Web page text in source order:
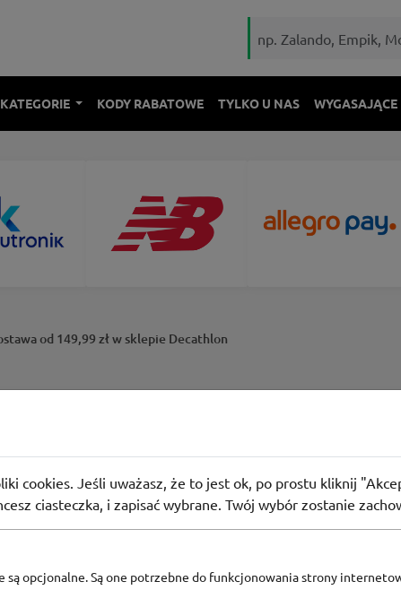
KATEGORIE KODY RABATOWE TYLKO U NAS WYGASAJĄCE
od 149,99 zł w sklepie Decathlon
cookies. Jeśli uważasz, że to jest ok, po prostu kliknij
ciasteczka, i zapisać wybrane. Twój wybór zostanie
są opcjonalne. Są one potrzebne do funkcjonowania strony